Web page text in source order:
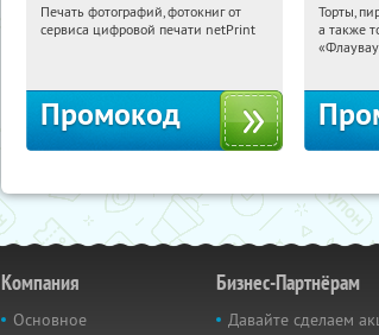
12:07:36 Получили:
Печать фотографий, фотокниг от
сервиса цифровой печати netPrint
Промокод
Россия
Торты,
а также
Компания
Основное
Бизнес-Партнёрам
Давайте сделаем